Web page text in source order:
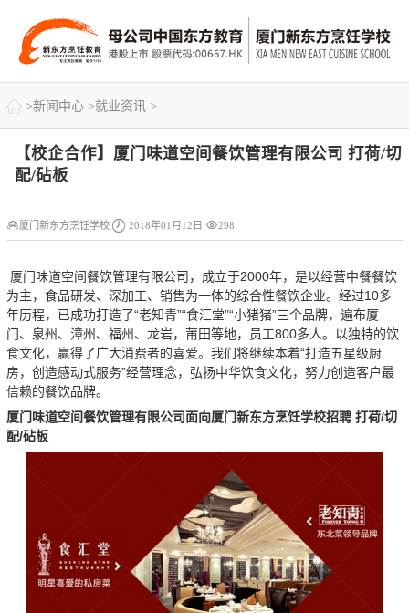
 >新闻中心 >就业资讯 >
【校企合作】厦门味道空间餐饮管理有限公司 打荷/切
配/砧板
厦门新东方烹饪学校  2018年01月12日 298
厦门味道空间餐饮管理有限公司，成立于2000年，是以经营中餐餐饮
为主，食品研发、深加工、销售为一体的综合性餐饮企业。经过10多
年历程，已成功打造了“老知青”“食汇堂”“小猪猪”三个品牌，遍布厦
门、泉州、漳州、福州、龙岩，莆田等地，员工800多人。以独特的饮
食文化，赢得了广大消费者的喜爱。我们将继续本着“打造五星级厨
房，创造感动式服务”经营理念，弘扬中华饮食文化，努力创造客户最
信赖的餐饮品牌。
厦门味道空间餐饮管理有限公司面向厦门新东方烹饪学校招聘 打荷/切
配/砧板